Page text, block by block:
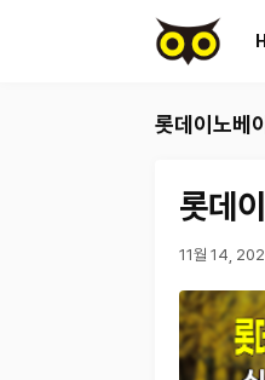
롯데이노베
롯데
11월 14,